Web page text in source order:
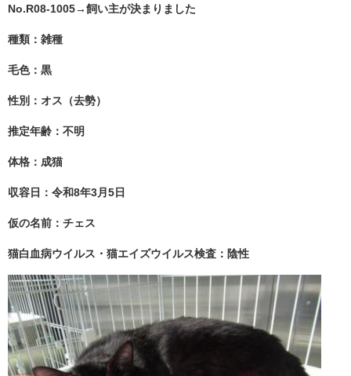
No.R08-1005→飼い主が決まりました
種類：雑種
毛色：黒
性別：オス（去勢）
推定年齢：不明
体格：成猫
収容日：令和8年3月5日
仮の名前：チェス
猫白血病ウイルス・猫エイズウイルス検査：陰性